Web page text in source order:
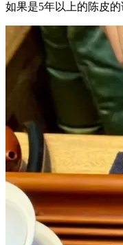
如果是5年以上的陈皮